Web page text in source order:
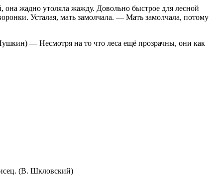
жадно утоляла жажду. Довольно быстрое для лесной
Усталая, мать замолчала. — Мать замолчала, потому
— Несмотря на то что леса ещё прозрачны, они как
(В. Шкловский)